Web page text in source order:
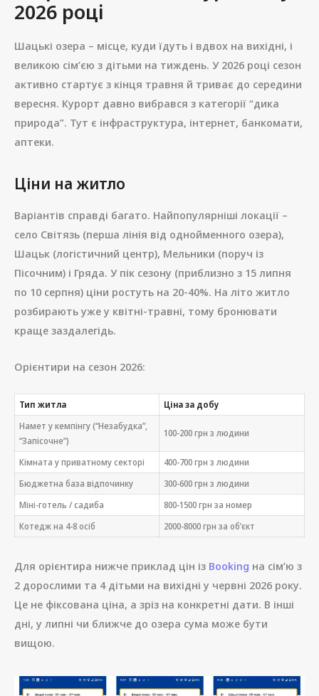
2026 році
Шацькі озера – місце, куди їдуть і вдвох на вихідні, і
великою сім’єю з дітьми на тиждень. У 2026 році сезон
активно стартує з кінця травня й триває до середини
вересня. Курорт давно вибрався з категорії “дика
природа”. Тут є інфраструктура, інтернет, банкомати,
аптеки.
Ціни на житло
Варіантів справді багато. Найпопулярніші локації –
село Світязь (перша лінія від однойменного озера),
Шацьк (логістичний центр), Мельники (поруч із
Пісочним) і Гряда. У пік сезону (приблизно з 15 липня
по 10 серпня) ціни ростуть на 20-40%. На літо житло
розбирають уже у квітні-травні, тому бронювати
краще заздалегідь.
Орієнтири на сезон 2026:
Тип житла
Ціна за добу
Намет у кемпінгу (“Незабудка”,
“Запісочне”)
100-200 грн з людини
Кімната у приватному секторі
400-700 грн з людини
Бюджетна база відпочинку
300-600 грн з людини
Міні-готель / садиба
800-1500 грн за номер
Котедж на 4-8 осіб
2000-8000 грн за об’єкт
Для орієнтира нижче приклад цін із Booking на сім’ю з
2 дорослими та 4 дітьми на вихідні у червні 2026 року.
Це не фіксована ціна, а зріз на конкретні дати. В інші
дні, у липні чи ближче до озера сума може бути
вищою.